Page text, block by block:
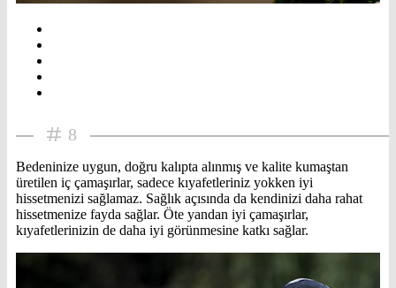
8
Bedeninize uygun, doğru kalıpta alınmış ve kalite kumaştan
üretilen iç çamaşırlar, sadece kıyafetleriniz yokken iyi
hissetmenizi sağlamaz. Sağlık açısında da kendinizi daha rahat
hissetmenize fayda sağlar. Öte yandan iyi çamaşırlar,
kıyafetlerinizin de daha iyi görünmesine katkı sağlar.